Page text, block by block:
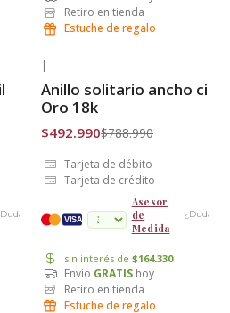
Retiro en tienda
Estuche de regalo
cuotas
Envío Gratis
|
Anillo solitario ancho
Oro 18k
$492.990$788.990
Tarjeta de débito
Tarjeta de crédito
VISA
Asesor
de
Medida
¿Dudas?
sin interés de $164.330
Envío GRATIS hoy
Retiro en tienda
Estuche de regalo